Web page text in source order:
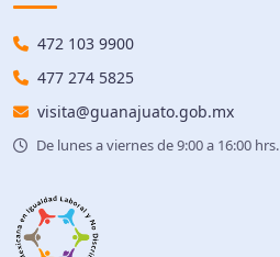
472 103 9900
477 274 5825
visita@guanajuato.gob.mx
De lunes a viernes de 9:00 a 16:00 hrs.